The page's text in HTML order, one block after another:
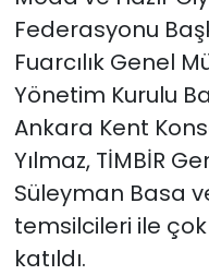
Federasyonu
Fuarcılık Genel
Yönetim Kurulu
Ankara Kent
Yılmaz, TİMBİR
Süleyman Basa
temsilcileri ile
katıldı.